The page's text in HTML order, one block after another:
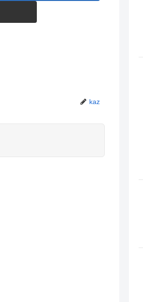
kaz